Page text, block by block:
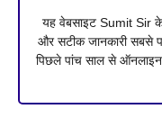
यह वेबसाइट Sumit Sir के
और सटीक जानकारी सबसे
पिछले पांच साल से